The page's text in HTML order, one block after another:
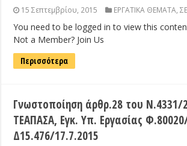
15 Σεπτεμβρίου, 2015 ΕΡΓΑΤΙΚΑ ΘΕΜΑΤΑ,
You need to be logged in to view this
Not a Member? Join Us
Περισσότερα
Γνωστοποίηση άρθρ.28 του Ν.4331/
ΤΕΑΠΑΣΑ, Εγκ. Υπ. Εργασίας
Δ15.476/17.7.2015